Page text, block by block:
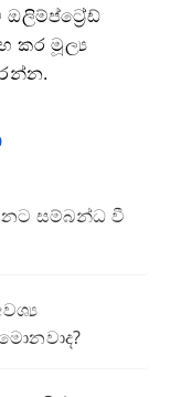
ඔලිම්ප්ට්‍රේඩ්
කර මූල්‍ය
සම්බන්ධ වී